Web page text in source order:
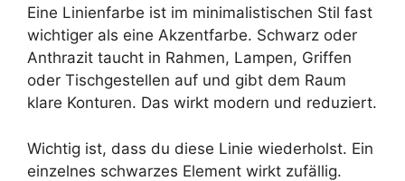
Eine Linienfarbe ist im minimalistischen Stil fast
wichtiger als eine Akzentfarbe. Schwarz oder
Anthrazit taucht in Rahmen, Lampen, Griffen
oder Tischgestellen auf und gibt dem Raum
klare Konturen. Das wirkt modern und reduziert.
Wichtig ist, dass du diese Linie wiederholst. Ein
einzelnes schwarzes Element wirkt zufällig.